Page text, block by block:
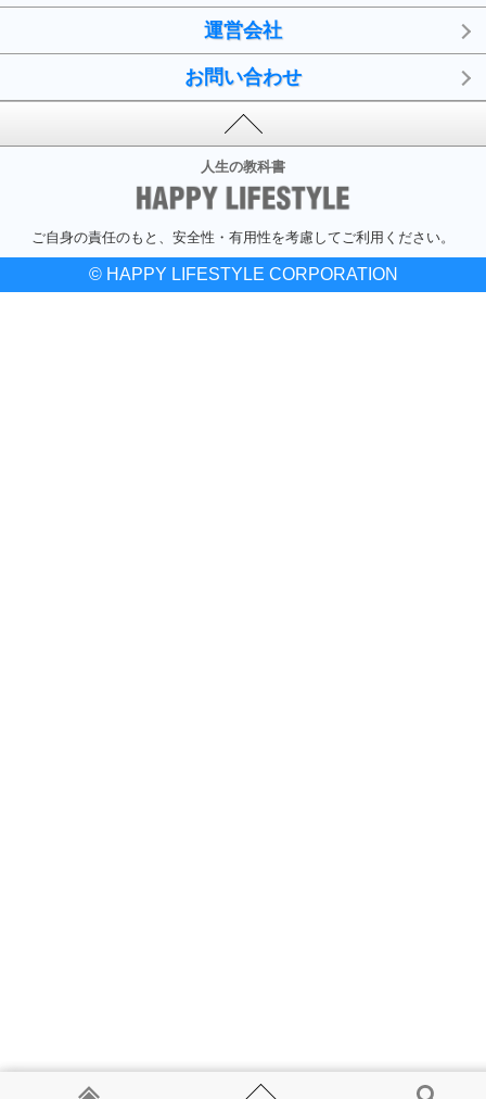
運営会社
お問い合わせ
人生の教科書
ご自身の責任のもと、安全性・有用性を考慮してご利用ください。
© HAPPY LIFESTYLE CORPORATION